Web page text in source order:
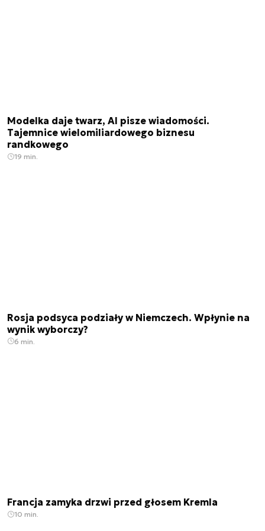
Modelka daje twarz, AI pisze wiadomości.
Tajemnice wielomiliardowego biznesu
randkowego
19 min.
Rosja podsyca podziały w Niemczech. Wpłynie na
wynik wyborczy?
6 min.
Francja zamyka drzwi przed głosem Kremla
10 min.